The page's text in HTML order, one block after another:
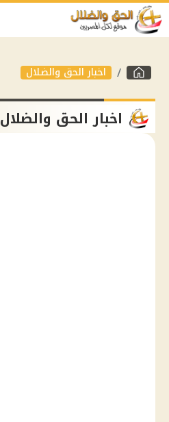
اخبار الحق والضلال
اخبار الحق والضلال